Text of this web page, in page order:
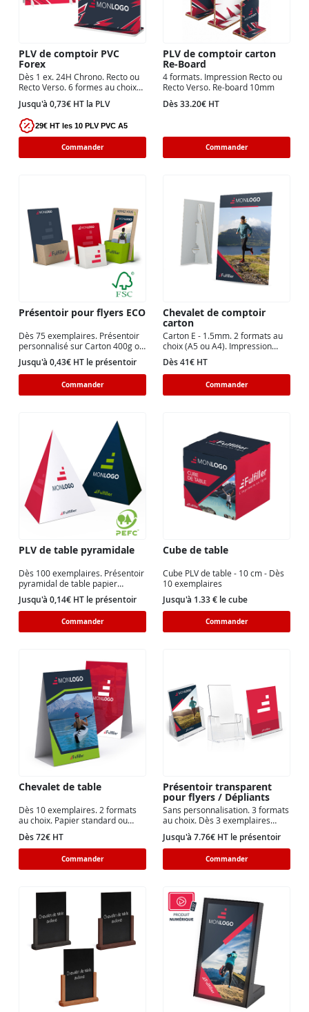
PLV de comptoir PVC
Forex
Dès 1 ex. 24H Chrono. Recto ou
Recto Verso. 6 formes au choix
sur PVC expansé 3 ou 5mm
Jusqu'à 0,73€ HT la PLV
29€ HT les 10 PLV PVC A5
Commander
PLV de comptoir carton
Re-Board
4 formats. Impression Recto ou
Recto Verso. Re-board 10mm
Dès 33.20€ HT
Commander
Présentoir pour flyers ECO
Dès 75 exemplaires. Présentoir
personnalisé sur Carton 400g ou
Carton recyclé FSC™ 450g.
Jusqu'à 0,43€ HT le présentoir
Commander
Chevalet de comptoir
carton
Carton E - 1.5mm. 2 formats au
choix (A5 ou A4). Impression
directe UV
Dès 41€ HT
Commander
PLV de table pyramidale
Dès 100 exemplaires. Présentoir
pyramidal de table papier
cartonné 300g. 14,8 cm x 13 cm.
Jusqu'à 0,14€ HT le présentoir
Commander
Cube de table
Cube PLV de table - 10 cm - Dès
10 exemplaires
Jusqu'à 1.33 € le cube
Commander
Chevalet de table
Dès 10 exemplaires. 2 formats
au choix. Papier standard ou
recyclé avec différentes finitions.
Dès 72€ HT
Commander
Présentoir transparent
pour flyers / Dépliants
Sans personnalisation. 3 formats
au choix. Dès 3 exemplaires
seulement
Jusqu'à 7.76€ HT le présentoir
Commander